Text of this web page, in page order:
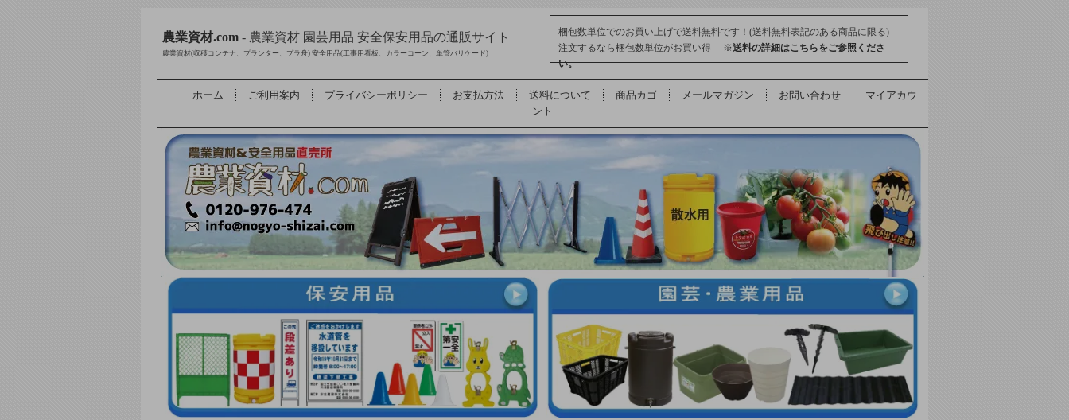
農業資材.com - 農業資材 園芸用品 安全保安用品の通販サイト
農業資材(収穫コンテナ、プランター、プラ舟) 安全用品(工事用看板、カラーコーン、単管バリケード)
梱包数単位でのお買い上げで送料無料です！(送料無料表記のある商品に限る)
注文するなら梱包数単位がお買い得 ※送料の詳細はこちらをご参照くださ
い。
ホーム ご利用案内 プライバシーポリシー お支払方法 送料について 商品カゴ メールマガジン お問い合わせ
マイアカウ
ント